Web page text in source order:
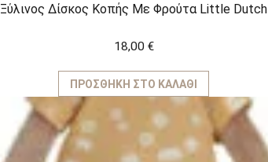
Ξύλινος Δίσκος Κοπής Με Φρούτα Little Dutch
18,00 €
ΠΡΟΣΘΉΚΗ ΣΤΟ ΚΑΛΆΘΙ